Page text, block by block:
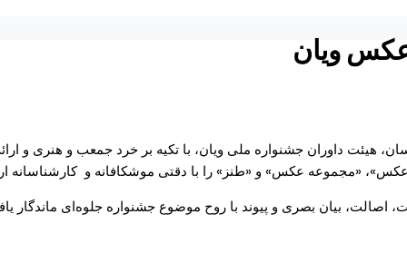
ویان
هیئت داوران جشنواره ملی ویان، با تکیه بر خرد جمعب و هنری و
«مجموعه عکس» و «طنز» را با دقتی موشکافانه و کارشناسانه
اصالت، بیان بصری و پیوند با روح موضوع جشنواره جلوه‌ای ماندگار